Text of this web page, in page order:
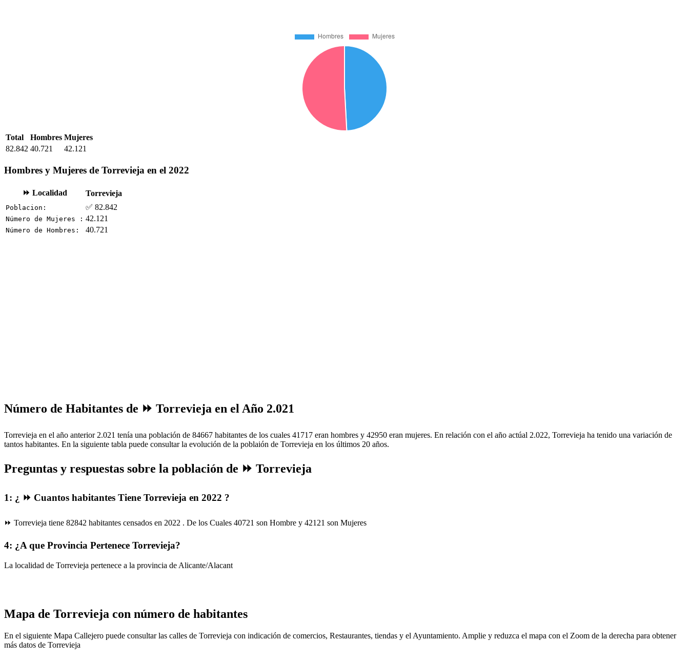
Total Hombres Mujeres
82.842 40.721 42.121
Hombres y Mujeres de Torrevieja en el 2022
⏩ Localidad Torrevieja
Poblacion: ✅ 82.842
Número de Mujeres : 42.121
Número de Hombres: 40.721
Número de Habitantes de ⏩ Torrevieja en el Año 2.021
Torrevieja en el año anterior 2.021 tenía una población de 84667 habitantes de los cuales 41717 eran hombres y 42950 eran mujeres. En relación con el año actúal 2.022, Torrevieja ha tenido una variación de
tantos habitantes. En la siguiente tabla puede consultar la evolución de la poblaión de Torrevieja en los últimos 20 años.
Preguntas y respuestas sobre la población de ⏩ Torrevieja
1: ¿ ⏩ Cuantos habitantes Tiene Torrevieja en 2022 ?
⏩ Torrevieja tiene 82842 habitantes censados en 2022 . De los Cuales 40721 son Hombre y 42121 son Mujeres
4: ¿A que Provincia Pertenece Torrevieja?
La localidad de Torrevieja pertenece a la provincia de Alicante/Alacant
Mapa de Torrevieja con número de habitantes
En el siguiente Mapa Callejero puede consultar las calles de Torrevieja con indicación de comercios, Restaurantes, tiendas y el Ayuntamiento. Amplie y reduzca el mapa con el Zoom de la derecha para obtener
más datos de Torrevieja